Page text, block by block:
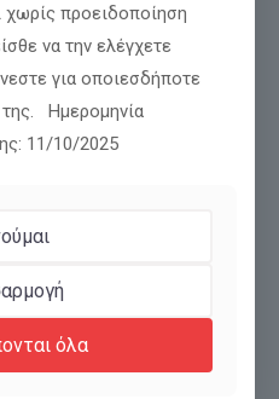
Δήλωση για ψευδές
της
χωρίς προειδοποίηση
να την ελέγχετε
για οποιεσδήποτε
Ημερομηνία
11/10/2025
όλα